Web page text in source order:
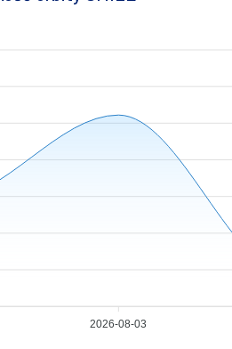
2026-08-03